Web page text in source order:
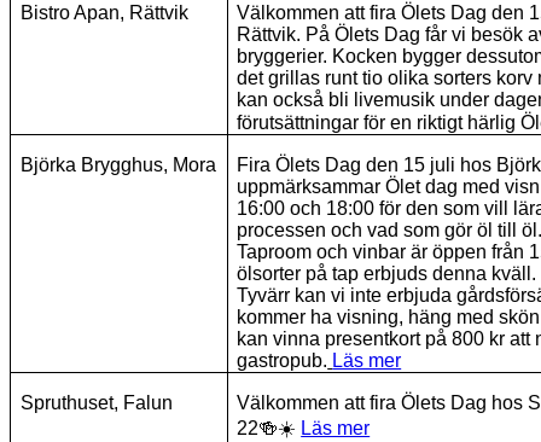
Bistro Apan, Rättvik
Välkommen att fira Ölets Dag den
Rättvik. På Ölets Dag får vi besök
bryggerier. Kocken bygger
det grillas runt tio olika sorters korv
kan också bli livemusik under
förutsättningar för en riktigt härlig
Björka Brygghus, Mora
Fira Ölets Dag den 15 juli hos
uppmärksammar Ölet dag med
16:00 och 18:00 för den som vill
processen och vad som gör öl till
Taproom och vinbar är öppen från
ölsorter på tap erbjuds denna kväll.
Tyvärr kan vi inte erbjuda
kommer ha visning, häng med
kan vinna presentkort på 800 kr att
gastropub. Läs mer
Spruthuset, Falun
Välkommen att fira Ölets Dag hos
22🍻☀ Läs mer